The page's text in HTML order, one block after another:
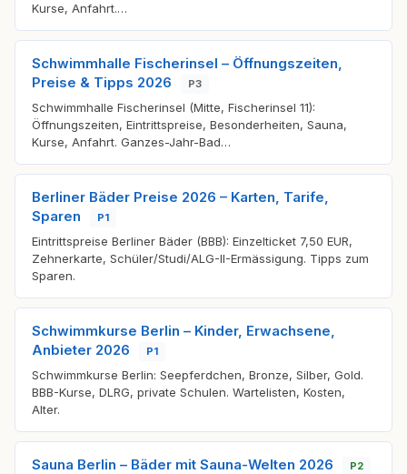
Kurse, Anfahrt.…
Schwimmhalle Fischerinsel – Öffnungszeiten,
Preise & Tipps 2026
P3
Schwimmhalle Fischerinsel (Mitte, Fischerinsel 11):
Öffnungszeiten, Eintrittspreise, Besonderheiten, Sauna,
Kurse, Anfahrt. Ganzes-Jahr-Bad…
Berliner Bäder Preise 2026 – Karten, Tarife,
Sparen
P1
Eintrittspreise Berliner Bäder (BBB): Einzelticket 7,50 EUR,
Zehnerkarte, Schüler/Studi/ALG-II-Ermässigung. Tipps zum
Sparen.
Schwimmkurse Berlin – Kinder, Erwachsene,
Anbieter 2026
P1
Schwimmkurse Berlin: Seepferdchen, Bronze, Silber, Gold.
BBB-Kurse, DLRG, private Schulen. Wartelisten, Kosten,
Alter.
Sauna Berlin – Bäder mit Sauna-Welten 2026 P2